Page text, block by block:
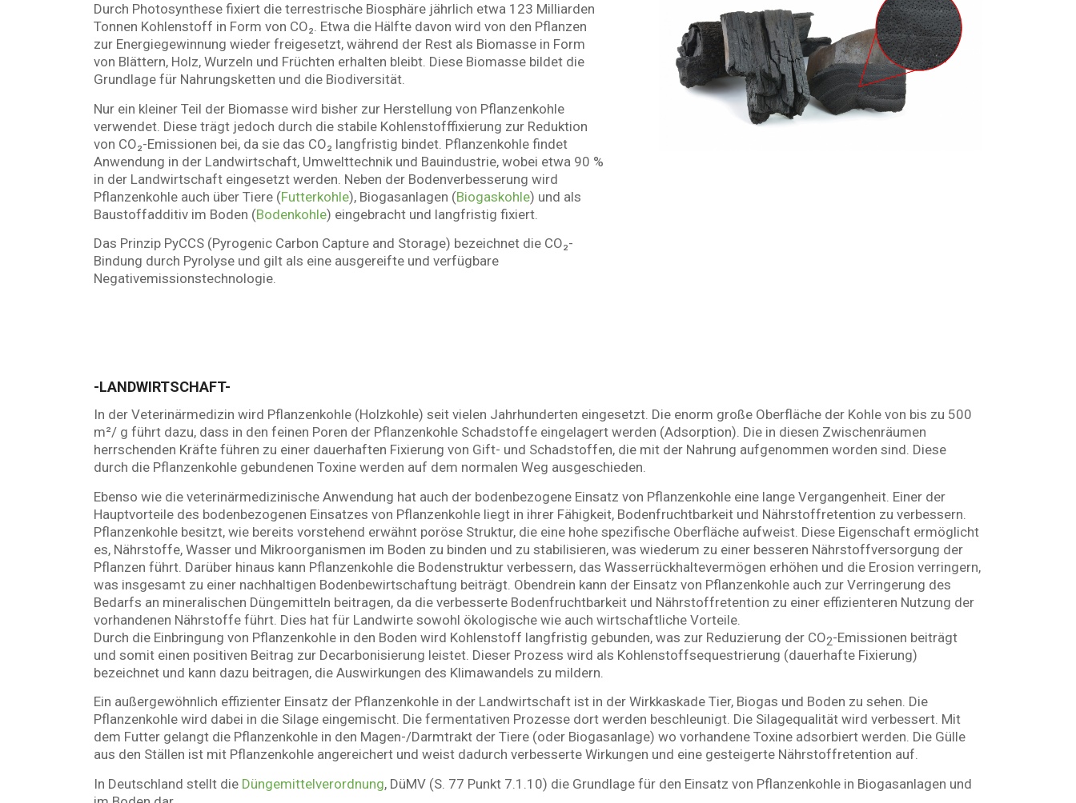
Durch Photosynthese fixiert die terrestrische Biosphäre jährlich etwa 123 Milliarden
Tonnen Kohlenstoff in Form von CO₂. Etwa die Hälfte davon wird von den Pflanzen
zur Energiegewinnung wieder freigesetzt, während der Rest als Biomasse in Form
von Blättern, Holz, Wurzeln und Früchten erhalten bleibt. Diese Biomasse bildet die
Grundlage für Nahrungsketten und die Biodiversität.
Nur ein kleiner Teil der Biomasse wird bisher zur Herstellung von Pflanzenkohle
verwendet. Diese trägt jedoch durch die stabile Kohlenstofffixierung zur Reduktion
von CO₂-Emissionen bei, da sie das CO₂ langfristig bindet. Pflanzenkohle findet
Anwendung in der Landwirtschaft, Umwelttechnik und Bauindustrie, wobei etwa 90 %
in der Landwirtschaft eingesetzt werden. Neben der Bodenverbesserung wird
Pflanzenkohle auch über Tiere (Futterkohle), Biogasanlagen (Biogaskohle) und als
Baustoffadditiv im Boden (Bodenkohle) eingebracht und langfristig fixiert.
Das Prinzip PyCCS (Pyrogenic Carbon Capture and Storage) bezeichnet die CO₂-
Bindung durch Pyrolyse und gilt als eine ausgereifte und verfügbare
Negativemissionstechnologie.
-LANDWIRTSCHAFT-
In der Veterinärmedizin wird Pflanzenkohle (Holzkohle) seit vielen Jahrhunderten eingesetzt. Die enorm große Oberfläche der Kohle von bis zu 500
m²/ g führt dazu, dass in den feinen Poren der Pflanzenkohle Schadstoffe eingelagert werden (Adsorption). Die in diesen Zwischenräumen
herrschenden Kräfte führen zu einer dauerhaften Fixierung von Gift- und Schadstoffen, die mit der Nahrung aufgenommen worden sind. Diese
durch die Pflanzenkohle gebundenen Toxine werden auf dem normalen Weg ausgeschieden.
Ebenso wie die veterinärmedizinische Anwendung hat auch der bodenbezogene Einsatz von Pflanzenkohle eine lange Vergangenheit. Einer der
Hauptvorteile des bodenbezogenen Einsatzes von Pflanzenkohle liegt in ihrer Fähigkeit, Bodenfruchtbarkeit und Nährstoffretention zu verbessern.
Pflanzenkohle besitzt, wie bereits vorstehend erwähnt poröse Struktur, die eine hohe spezifische Oberfläche aufweist. Diese Eigenschaft ermöglicht
es, Nährstoffe, Wasser und Mikroorganismen im Boden zu binden und zu stabilisieren, was wiederum zu einer besseren Nährstoffversorgung der
Pflanzen führt. Darüber hinaus kann Pflanzenkohle die Bodenstruktur verbessern, das Wasserrückhaltevermögen erhöhen und die Erosion verringern,
was insgesamt zu einer nachhaltigen Bodenbewirtschaftung beiträgt. Obendrein kann der Einsatz von Pflanzenkohle auch zur Verringerung des
Bedarfs an mineralischen Düngemitteln beitragen, da die verbesserte Bodenfruchtbarkeit und Nährstoffretention zu einer effizienteren Nutzung der
vorhandenen Nährstoffe führt. Dies hat für Landwirte sowohl ökologische wie auch wirtschaftliche Vorteile.
Durch die Einbringung von Pflanzenkohle in den Boden wird Kohlenstoff langfristig gebunden, was zur Reduzierung der CO2-Emissionen beiträgt
und somit einen positiven Beitrag zur Decarbonisierung leistet. Dieser Prozess wird als Kohlenstoffsequestrierung (dauerhafte Fixierung)
bezeichnet und kann dazu beitragen, die Auswirkungen des Klimawandels zu mildern.
Ein außergewöhnlich effizienter Einsatz der Pflanzenkohle in der Landwirtschaft ist in der Wirkkaskade Tier, Biogas und Boden zu sehen. Die
Pflanzenkohle wird dabei in die Silage eingemischt. Die fermentativen Prozesse dort werden beschleunigt. Die Silagequalität wird verbessert. Mit
dem Futter gelangt die Pflanzenkohle in den Magen-/Darmtrakt der Tiere (oder Biogasanlage) wo vorhandene Toxine adsorbiert werden. Die Gülle
aus den Ställen ist mit Pflanzenkohle angereichert und weist dadurch verbesserte Wirkungen und eine gesteigerte Nährstoffretention auf.
In Deutschland stellt die Düngemittelverordnung, DüMV (S. 77 Punkt 7.1.10) die Grundlage für den Einsatz von Pflanzenkohle in Biogasanlagen und